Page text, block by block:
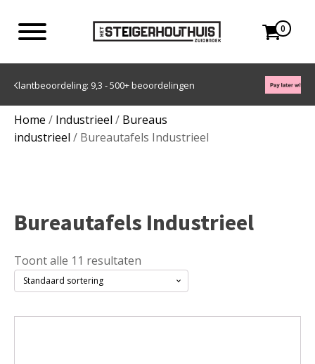
0
Achteraf betalen met Klarna
Home / Industrieel / Bureaus
industrieel / Bureautafels Industrieel
Bureautafels Industrieel
Toont alle 11 resultaten